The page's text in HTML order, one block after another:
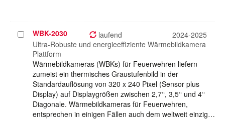
Projekt
auswählen
WBK-2030 laufend
2024-2025
Ultra-Robuste und energieeffiziente Wärmebildkamera
Plattform
Wärmebildkameras (WBKs) für Feuerwehren liefern
zumeist ein thermisches Graustufenbild in der
Standardauflösung von 320 x 240 Pixel (Sensor plus
Display) auf Displaygrößen zwischen 2,7‘‘, 3,5‘‘ und 4‘‘
Diagonale. Wärmebildkameras für Feuerwehren,
entsprechen in einigen Fällen auch dem weltweit einzig…